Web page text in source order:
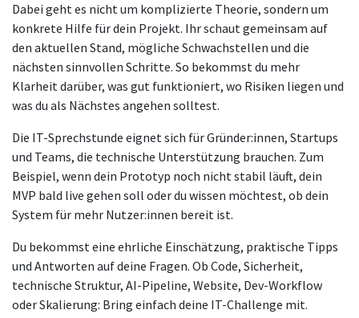
Dabei geht es nicht um komplizierte Theorie, sondern um
konkrete Hilfe für dein Projekt. Ihr schaut gemeinsam auf
den aktuellen Stand, mögliche Schwachstellen und die
nächsten sinnvollen Schritte. So bekommst du mehr
Klarheit darüber, was gut funktioniert, wo Risiken liegen und
was du als Nächstes angehen solltest.
Die IT-Sprechstunde eignet sich für Gründer:innen, Startups
und Teams, die technische Unterstützung brauchen. Zum
Beispiel, wenn dein Prototyp noch nicht stabil läuft, dein
MVP bald live gehen soll oder du wissen möchtest, ob dein
System für mehr Nutzer:innen bereit ist.
Du bekommst eine ehrliche Einschätzung, praktische Tipps
und Antworten auf deine Fragen. Ob Code, Sicherheit,
technische Struktur, AI-Pipeline, Website, Dev-Workflow
oder Skalierung: Bring einfach deine IT-Challenge mit.